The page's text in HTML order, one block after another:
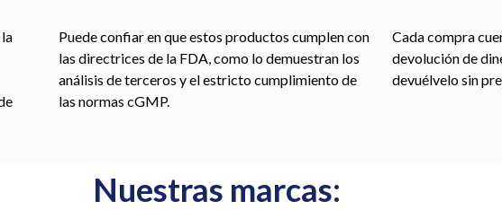
Puede confiar en que estos productos cumplen con
las directrices de la FDA, como lo demuestran los
análisis de terceros y el estricto cumplimiento de
las normas cGMP.
Cada compra
devolución de
devuélvelo sin
Nuestras marcas: